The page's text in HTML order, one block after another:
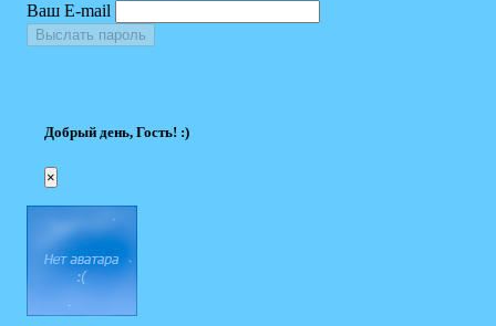
Ваш E-mail
Выслать пароль
Добрый день, Гость! :)
×